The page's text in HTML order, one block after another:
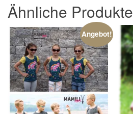
Ähnliche Produkte
Angebot!